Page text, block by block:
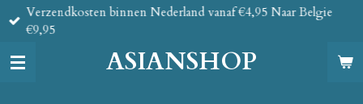
Ga
direct
de
ASIANSHOP
Verzendkosten binnen Nederland vanaf €4,95 Naar Belgie
€9,95